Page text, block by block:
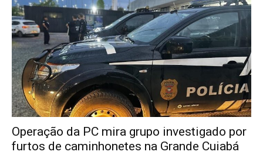
Operação da PC mira grupo investigado por
furtos de caminhonetes na Grande Cuiabá